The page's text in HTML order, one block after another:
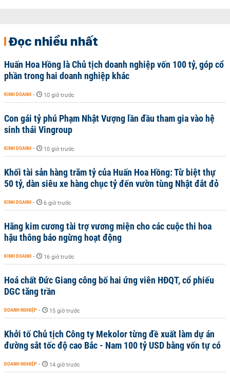
Đọc nhiều nhất
Huấn Hoa Hồng là Chủ tịch doanh nghiệp vốn 100 tỷ, góp cổ
phần trong hai doanh nghiệp khác
KINH DOANH - 10 giờ trước
Con gái tỷ phú Phạm Nhật Vượng lần đầu tham gia vào hệ
sinh thái Vingroup
KINH DOANH - 10 giờ trước
Khối tài sản hàng trăm tỷ của Huấn Hoa Hồng: Từ biệt thự
50 tỷ, dàn siêu xe hàng chục tỷ đến vườn tùng Nhật đắt đỏ
KINH DOANH - 6 giờ trước
Hãng kim cương tài trợ vương miện cho các cuộc thi hoa
hậu thông báo ngừng hoạt động
KINH DOANH - 16 giờ trước
Hoá chất Đức Giang công bố hai ứng viên HĐQT, cổ phiếu
DGC tăng trần
DOANH NGHIỆP - 15 giờ trước
Khởi tố Chủ tịch Công ty Mekolor từng đề xuất làm dự án
đường sắt tốc độ cao Bắc - Nam 100 tỷ USD bằng vốn tự có
DOANH NGHIỆP - 14 giờ trước